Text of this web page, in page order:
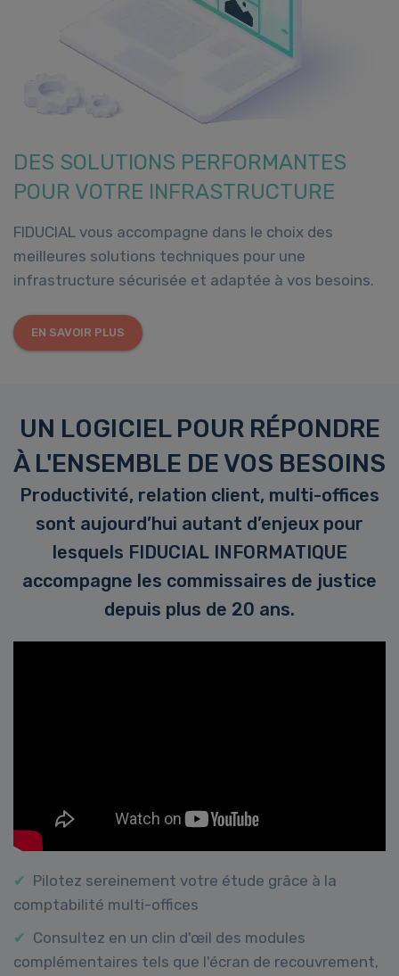
DES SOLUTIONS PERFORMANTES
POUR VOTRE INFRASTRUCTURE
FIDUCIAL vous accompagne dans le choix des
meilleures solutions techniques pour une
infrastructure sécurisée et adaptée à vos besoins.
EN SAVOIR PLUS
UN LOGICIEL POUR RÉPONDRE
À L'ENSEMBLE DE VOS BESOINS
Productivité, relation client, multi-offices
sont aujourd’hui autant d’enjeux pour
lesquels FIDUCIAL INFORMATIQUE
accompagne les commissaires de justice
depuis plus de 20 ans.
✔ Pilotez sereinement votre étude grâce à la
comptabilité multi-offices
✔ Consultez en un clin d'œil des modules
complémentaires tels que l'écran de recouvrement,